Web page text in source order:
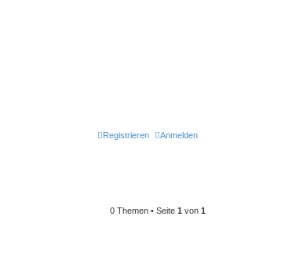
Anmelden
Registrieren
0 Themen • Seite 1 von 1